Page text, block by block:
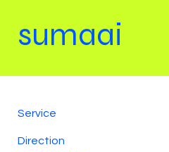
sumaai
Service
Direction